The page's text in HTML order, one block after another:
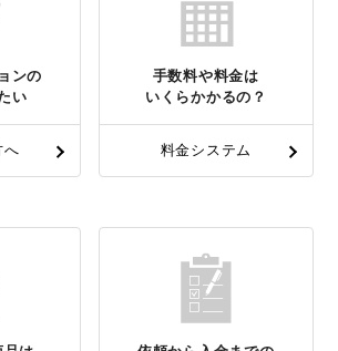
ンの
い
へ
手数料や料金は
いくらかかるの？
料金システム